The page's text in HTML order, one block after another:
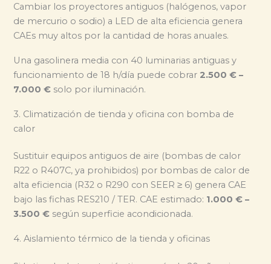
Cambiar los proyectores antiguos (halógenos, vapor
de mercurio o sodio) a LED de alta eficiencia genera
CAEs muy altos por la cantidad de horas anuales.
Una gasolinera media con 40 luminarias antiguas y
funcionamiento de 18 h/día puede cobrar 2.500 € –
7.000 € solo por iluminación.
3. Climatización de tienda y oficina con bomba de
calor
Sustituir equipos antiguos de aire (bombas de calor
R22 o R407C, ya prohibidos) por bombas de calor de
alta eficiencia (R32 o R290 con SEER ≥ 6) genera CAE
bajo las fichas RES210 / TER. CAE estimado: 1.000 € –
3.500 € según superficie acondicionada.
4. Aislamiento térmico de la tienda y oficinas